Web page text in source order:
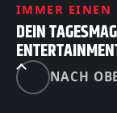
IMMER EINEN
DEIN
NACH